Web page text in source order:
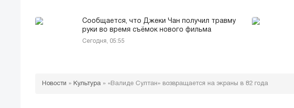
Сообщается, что Джеки Чан получил травму
руки во время съёмок нового фильма
Сегодня, 05:55
Новости » Культура » «Валиде Султан» возвращается на экраны в 82 года